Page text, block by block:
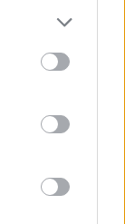
more Google
may click to
tags to
below Google
μια γυναίκα
για την